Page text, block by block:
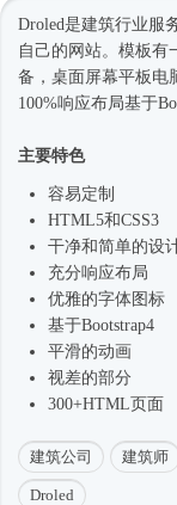
Droled是建筑行业服
自己的网站。模板有
备，桌面屏幕平板电
100%响应布局基于
主要特色
容易定制
HTML5和CSS3
干净和简单的设
充分响应布局
优雅的字体图标
基于Bootstrap4
平滑的动画
视差的部分
300+HTML页面
建筑公司 建筑师
Droled